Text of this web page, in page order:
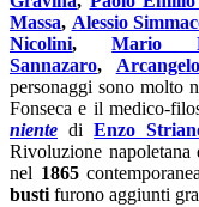
Massa, Alessio
Nicolini,Mario
Sannazaro,
personaggi sono molto
Fonseca e il medico-
niente diEnzo
Rivoluzione
nel 1865
bustifurono aggiunti